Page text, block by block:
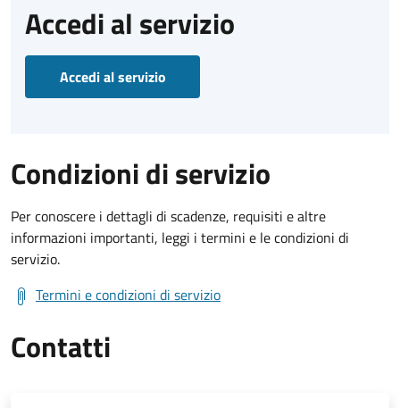
Accedi al servizio
Accedi al servizio
Condizioni di servizio
Per conoscere i dettagli di scadenze, requisiti e altre
informazioni importanti, leggi i termini e le condizioni di
servizio.
Termini e condizioni di servizio
Contatti